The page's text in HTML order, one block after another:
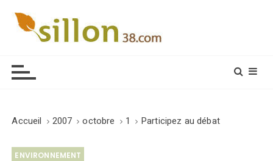
Accueil 2007 octobre 1 Participez au débat
ENVIRONNEMENT